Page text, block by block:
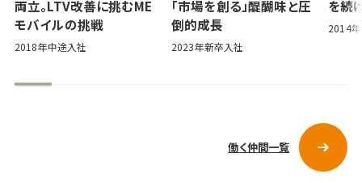
両立。LTV改善に挑むME
モバイルの挑戦
2018年中途入社
「市場を創る」醍醐味と圧
倒的成長
2023年新卒入社
を続
2014
働く仲間一覧